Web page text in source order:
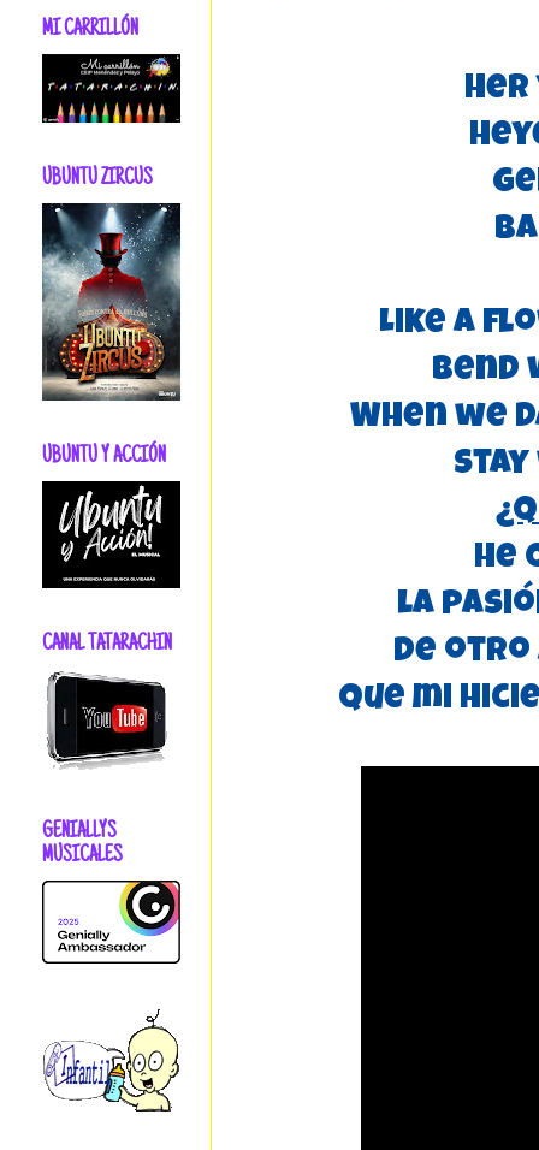
Her
Like a
Bend
When we
He
la
de otro
que mi
MI CARRILLÓN
UBUNTU ZIRCUS
UBUNTU Y ACCIÓN
CANAL TATARACHIN
GENIALLYS
MUSICALES